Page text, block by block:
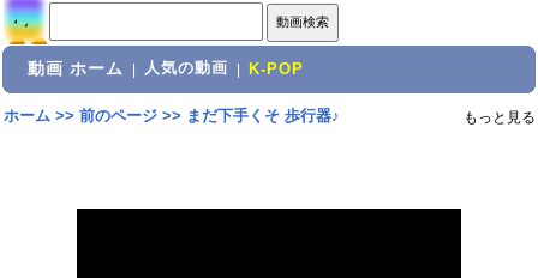
動画 ホーム 人気の動画 K-POP
ホーム>> 前のページ>> まだ下手くそ 歩行器♪ もっと見る